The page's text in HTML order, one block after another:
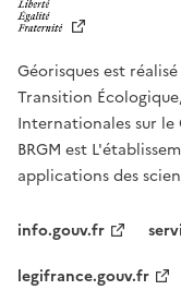
Géorisques est
Transition
Internationales sur le
BRGM est
applications des
info.gouv.fr
legifrance.gouv.fr